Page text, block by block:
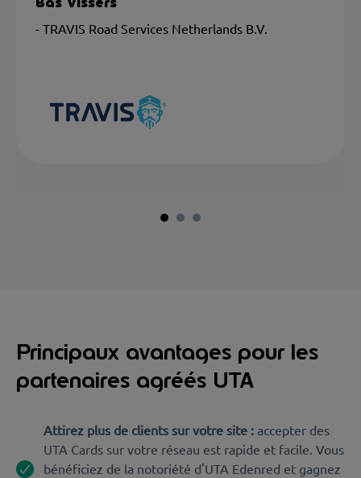
- TRAVIS Road Services Netherlands B.V.
Principaux avantages pour les
partenaires agréés UTA
Attirez plus de clients sur votre site : accepter des
UTA Cards sur votre réseau est rapide et facile. Vous
bénéficiez de la notoriété d'UTA Edenred et gagnez